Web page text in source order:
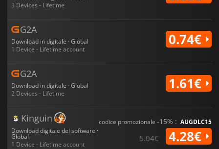
3 Devices - Lifetime
G2A
Download in digitale · Global
1 Device - Lifetime account
0.74€
G2A
Download in digitale · Global
2 Devices - Lifetime
1.61€
Kinguin
Download digitale del software ·
Global
1 Device - Lifetime account
codice promozionale -15% : AUGDLC15
5.04€ 4.28€